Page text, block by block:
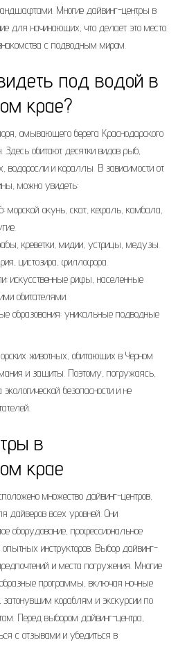
Многие дайвинг-центры в
для начинающих, что делает это место
с подводным миром.
под водой в
крае?
омывающего берега Краснодарского
Здесь обитают десятки видов рыб,
водоросли и кораллы. В зависимости от
можно увидеть:
морской окунь, скат, кефаль, камбала,
креветки, мидии, устрицы, медузы.
цистозира, филлофора.
искусственные рифы, населенные
обитателями.
образования: уникальные подводные
животных, обитающих в Черном
и защиты. Поэтому, погружаясь,
безопасности и не
в
крае
множество дайвинг-центров,
всех уровней. Они
оборудование, профессиональное
опытных инструкторов. Выбор дайвинг-
и места погружения. Многие
программы, включая ночные
кораблям и экскурсии по
Перед выбором дайвинг-центра,
с отзывами и убедиться в